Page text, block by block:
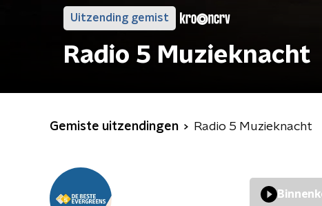
Uitzending gemist
Radio 5 Muzieknacht
Gemiste uitzendingen Radio 5 Muzieknacht